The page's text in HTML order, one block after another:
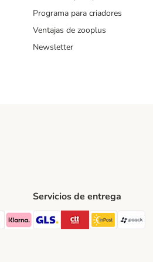
Programa para criadores
Ventajas de zooplus
Newsletter
Method
Payment Method
Klarna Payment Method
Servicios de entrega
GLS Shipping Method
CTTExpressInPost